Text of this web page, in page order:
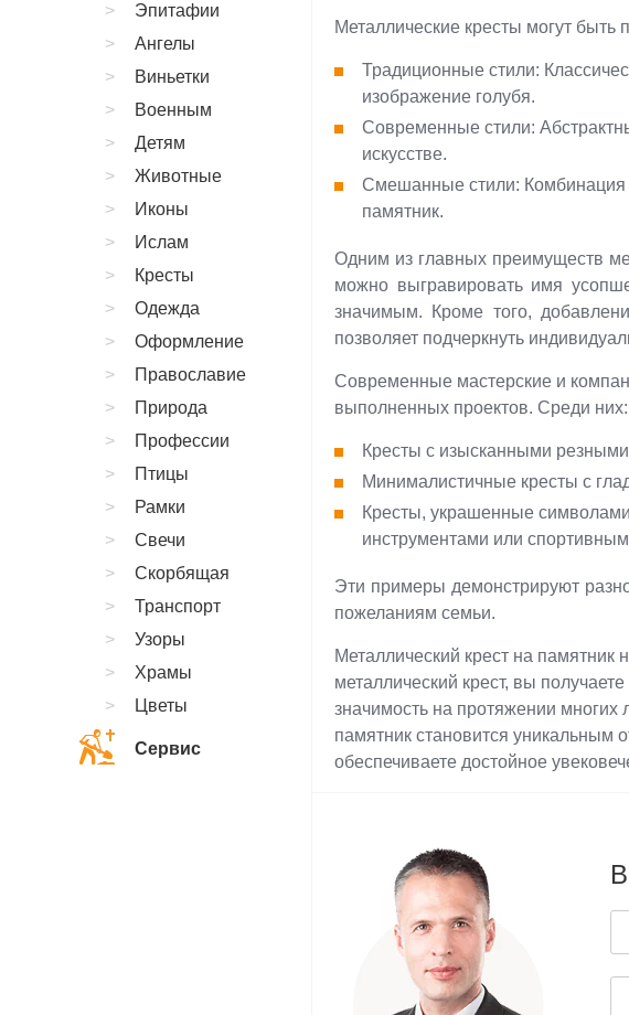
Металлические кресты могут
Традиционные стили:
изображение голубя.
Современные стили:
искусстве.
Смешанные стили: Комбинация
памятник.
Одним из главных преимуществ
можно выгравировать имя
значимым. Кроме того,
позволяет подчеркнуть
Современные мастерские и
выполненных проектов. Среди них:
Кресты с изысканными
Минималистичные кресты с
Кресты, украшенные
инструментами или
Эти примеры демонстрируют
пожеланиям семьи.
Металлический крест на памятник
металлический крест, вы
значимость на протяжении многих
памятник становится уникальным
обеспечиваете достойное
Эпитафии
Ангелы
Виньетки
Военным
Детям
Животные
Иконы
Ислам
Кресты
Одежда
Оформление
Православие
Природа
Профессии
Птицы
Рамки
Свечи
Скорбящая
Транспорт
Узоры
Храмы
Цветы
Сервис